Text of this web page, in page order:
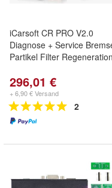
iCarsoft CR PRO V2.0
Diagnose + Service
Partikel Filter Regeneration
296,01 €
+ 6,90 € Versand
2